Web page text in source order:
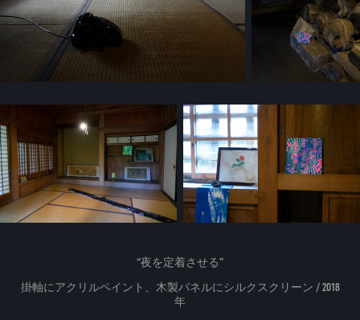
“夜を定着させる”
掛軸にアクリルペイント、木製パネルにシルクスクリーン / 2018
年